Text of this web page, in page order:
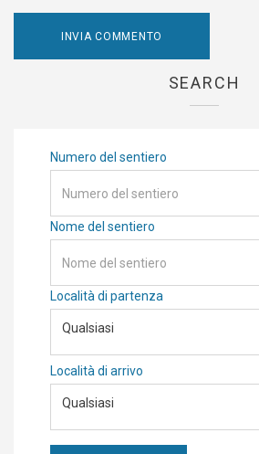
SEARCH
Numero del sentiero
Nome del sentiero
Località di partenza
Qualsiasi
Località di arrivo
Qualsiasi